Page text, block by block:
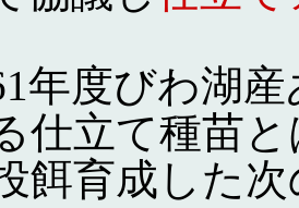
年度びわ湖産
仕立て種苗
餌育成した